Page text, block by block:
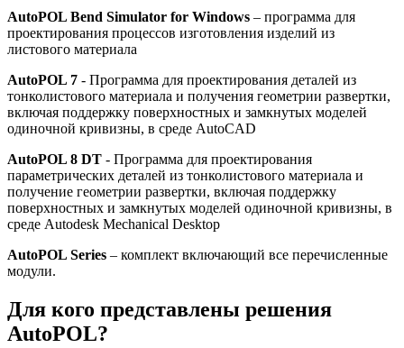
AutoPOL Bend Simulator for Windows – программа для
проектирования процессов изготовления изделий из
листового материала
AutoPOL 7 - Программа для проектирования деталей из
тонколистового материала и получения геометрии развертки,
включая поддержку поверхностных и замкнутых моделей
одиночной кривизны, в среде AutoCAD
AutoPOL 8 DT - Программа для проектирования
параметрических деталей из тонколистового материала и
получение геометрии развертки, включая поддержку
поверхностных и замкнутых моделей одиночной кривизны, в
среде Autodesk Mechanical Desktop
AutoPOL Series – комплект включающий все перечисленные
модули.
Для кого представлены решения
AutoPOL?